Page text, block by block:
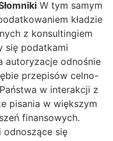
W tym samym
kładzie
z konsultingiem
się podatkami
autoryzacje odnośnie
przepisów celno-
w interakcji z
pisania w większym
finansowych.
się